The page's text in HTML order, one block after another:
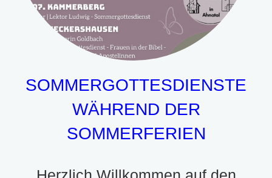
SOMMERGOTTESDIENSTE
WÄHREND DER
SOMMERFERIEN